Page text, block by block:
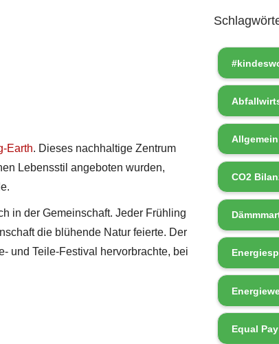
Earth. Dieses nachhaltige Zentrum
Lebensstil angeboten wurden,
in der Gemeinschaft. Jeder Frühling
die blühende Natur feierte. Der
und Teile-Festival hervorbrachte, bei
CO2
Equal